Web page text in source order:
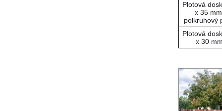
Plotová
x 35
polkruhový
Plotová
x 30